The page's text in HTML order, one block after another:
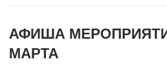
АФИША
МАРТА